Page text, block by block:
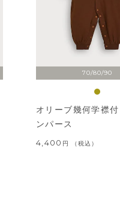
70/80/90
オリーブ幾何学襟
ンパース
4,400 税込